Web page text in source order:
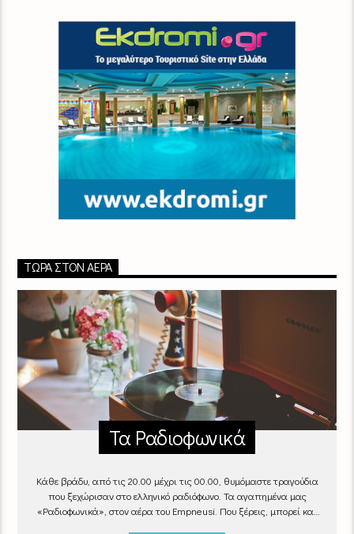
ΤΏΡΑ ΣΤΟΝ ΑΈΡΑ
Τα Ραδιοφωνικά
Κάθε βράδυ, από τις 20.00 μέχρι τις 00.00, θυμόμαστε τραγούδια
που ξεχώρισαν στο ελληνικό ραδιόφωνο. Τα αγαπημένα μας
«Ραδιοφωνικά», στον αέρα του Empneusi. Που ξέρεις, μπορεί και